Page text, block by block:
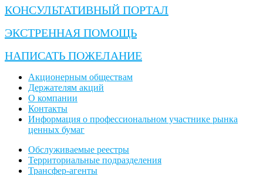
КОНСУЛЬТАТИВНЫЙ ПОРТАЛ
ЭКСТРЕННАЯ ПОМОЩЬ
НАПИСАТЬ ПОЖЕЛАНИЕ
Акционерным обществам
Держателям акций
О компании
Контакты
Информация о профессиональном участнике рынка
ценных бумаг
Обслуживаемые реестры
Территориальные подразделения
Трансфер-агенты